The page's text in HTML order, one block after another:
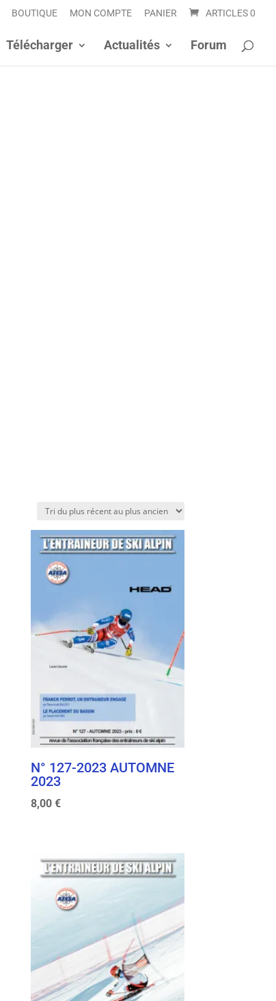
BOUTIQUE MON COMPTE PANIER ARTICLES 0
Télécharger Actualités Forum
N° 127-2023 AUTOMNE
2023
8,00€